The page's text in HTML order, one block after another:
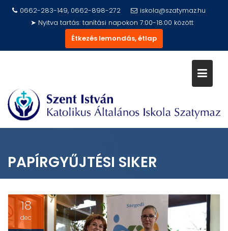
0662-283-149, 0662-898-272
iskola@szatymaz.hu
➤ Nyitva tartás: tanítási napokon 7:00-18:00 között
Étkezés lemondás, étlap
PAPÍRGYŰJTÉSI SIKER
18
dec